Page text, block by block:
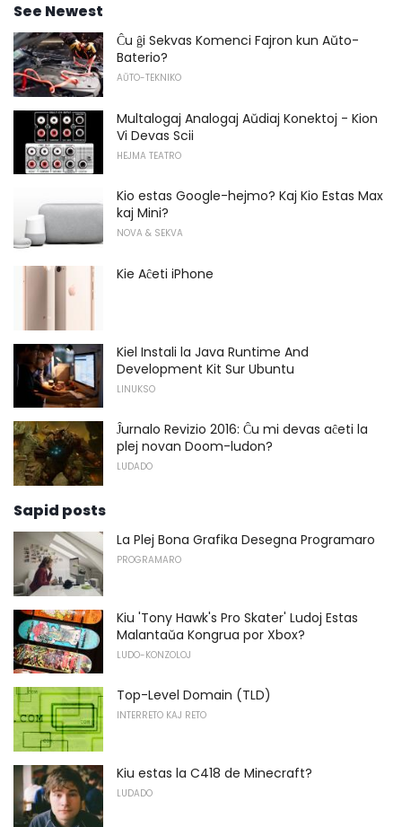
See Newest
Ĉu ĝi Sekvas Komenci Fajron kun Aŭto-
Baterio?
AŬTO-TEKNIKO
Multalogaj Analogaj Aŭdiaj Konektoj - Kion
Vi Devas Scii
HEJMA TEATRO
Kio estas Google-hejmo? Kaj Kio Estas Max
kaj Mini?
NOVA & SEKVA
Kie Aĉeti iPhone
Kiel Instali la Java Runtime And
Development Kit Sur Ubuntu
LINUKSO
Ĵurnalo Revizio 2016: Ĉu mi devas aĉeti la
plej novan Doom-ludon?
LUDADO
Sapid posts
La Plej Bona Grafika Desegna Programaro
PROGRAMARO
Kiu 'Tony Hawk's Pro Skater' Ludoj Estas
Malantaŭa Kongrua por Xbox?
LUDO-KONZOLOJ
Top-Level Domain (TLD)
INTERRETO KAJ RETO
Kiu estas la C418 de Minecraft?
LUDADO